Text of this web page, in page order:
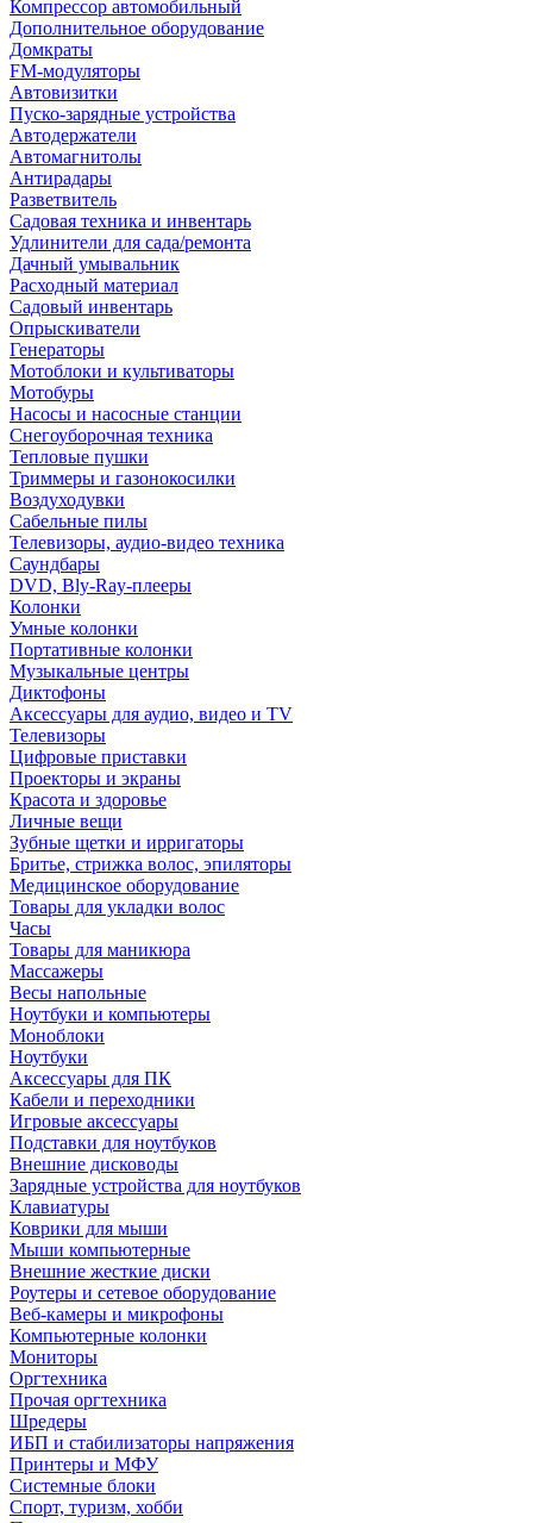
Компрессор автомобильный
Дополнительное оборудование
Домкраты
FM-модуляторы
Автовизитки
Пуско-зарядные устройства
Автодержатели
Автомагнитолы
Антирадары
Разветвитель
Садовая техника и инвентарь
Удлинители для сада/ремонта
Дачный умывальник
Расходный материал
Садовый инвентарь
Опрыскиватели
Генераторы
Мотоблоки и культиваторы
Мотобуры
Насосы и насосные станции
Снегоуборочная техника
Тепловые пушки
Триммеры и газонокосилки
Воздуходувки
Сабельные пилы
Телевизоры, аудио-видео техника
Саундбары
DVD, Bly-Ray-плееры
Колонки
Умные колонки
Портативные колонки
Музыкальные центры
Диктофоны
Аксессуары для аудио, видео и TV
Телевизоры
Цифровые приставки
Проекторы и экраны
Красота и здоровье
Личные вещи
Зубные щетки и ирригаторы
Бритье, стрижка волос, эпиляторы
Медицинское оборудование
Товары для укладки волос
Часы
Товары для маникюра
Массажеры
Весы напольные
Ноутбуки и компьютеры
Моноблоки
Ноутбуки
Аксессуары для ПК
Кабели и переходники
Игровые аксессуары
Подставки для ноутбуков
Внешние дисководы
Зарядные устройства для ноутбуков
Клавиатуры
Коврики для мыши
Мыши компьютерные
Внешние жесткие диски
Роутеры и сетевое оборудование
Веб-камеры и микрофоны
Компьютерные колонки
Мониторы
Оргтехника
Прочая оргтехника
Шредеры
ИБП и стабилизаторы напряжения
Принтеры и МФУ
Системные блоки
Спорт, туризм, хобби